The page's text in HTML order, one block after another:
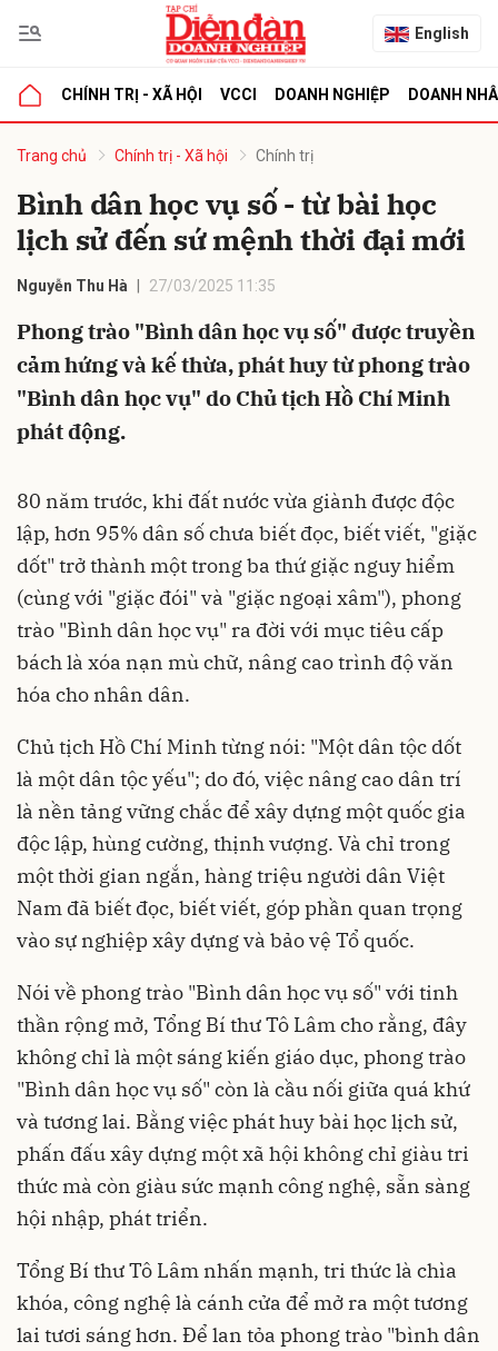
English
CHÍNH TRỊ - XÃ HỘI VCCI DOANH NGHIỆP DOANH
Trang chủ Chính trị - Xã hội Chính trị
Bình dân học vụ số - từ bài học
lịch sử đến sứ mệnh thời đại mới
Nguyễn Thu Hà 27/03/2025 11:35
Phong trào "Bình dân học vụ số" được truyền
cảm hứng và kế thừa, phát huy từ phong trào
"Bình dân học vụ" do Chủ tịch Hồ Chí Minh
phát động.
80 năm trước, khi đất nước vừa giành được độc
lập, hơn 95% dân số chưa biết đọc, biết viết, "giặc
dốt" trở thành một trong ba thứ giặc nguy hiểm
(cùng với "giặc đói" và "giặc ngoại xâm"), phong
trào "Bình dân học vụ" ra đời với mục tiêu cấp
bách là xóa nạn mù chữ, nâng cao trình độ văn
hóa cho nhân dân.
Chủ tịch Hồ Chí Minh từng nói: "Một dân tộc dốt
là một dân tộc yếu"; do đó, việc nâng cao dân trí
là nền tảng vững chắc để xây dựng một quốc gia
độc lập, hùng cường, thịnh vượng. Và chỉ trong
một thời gian ngắn, hàng triệu người dân Việt
Nam đã biết đọc, biết viết, góp phần quan trọng
vào sự nghiệp xây dựng và bảo vệ Tổ quốc.
Nói về phong trào "Bình dân học vụ số" với tinh
thần rộng mở, Tổng Bí thư Tô Lâm cho rằng, đây
không chỉ là một sáng kiến giáo dục, phong trào
"Bình dân học vụ số" còn là cầu nối giữa quá khứ
và tương lai. Bằng việc phát huy bài học lịch sử,
phấn đấu xây dựng một xã hội không chỉ giàu tri
thức mà còn giàu sức mạnh công nghệ, sẵn sàng
hội nhập, phát triển.
Tổng Bí thư Tô Lâm nhấn mạnh, tri thức là chìa
khóa, công nghệ là cánh cửa để mở ra một tương
lai tươi sáng hơn. Để lan tỏa phong trào "bình dân
luận
Hủy